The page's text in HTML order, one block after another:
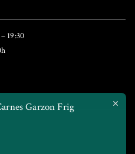
19:30
Garzon Frig